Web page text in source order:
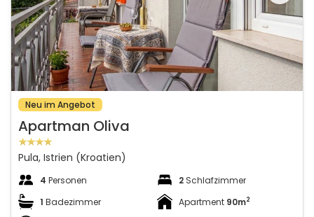
Neu im Angebot
Apartman Oliva
Pula, Istrien (Kroatien)
4 Personen 2 Schlafzimmer
1 Badezimmer Apartment 90m2